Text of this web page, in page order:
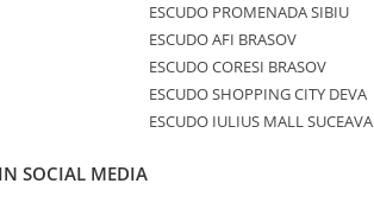
ESCUDO PROMENADA SIBIU
ESCUDO AFI BRASOV
ESCUDO CORESI BRASOV
ESCUDO SHOPPING CITY DEVA
ESCUDO IULIUS MALL SUCEAVA
SOCIAL MEDIA